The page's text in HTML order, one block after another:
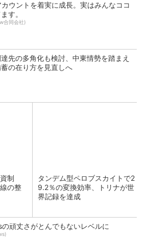
ウントを着実に成長。実はみんなココ
す。
合同会社)
先の多角化も検討、中東情勢を踏まえ
の在り方を見直しへ
制
の整
タンデム型ペロブスカイトで2
9.2％の変換効率、トリナが世
界記録を達成
頑丈さがとんでもないレベルに